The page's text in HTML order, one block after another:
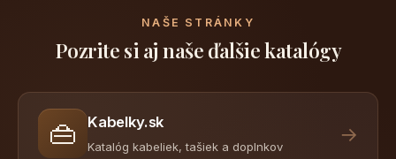
NAŠE STRÁNKY
Pozrite si aj naše ďalšie katalógy
👜 Kabelky.sk
Katalóg kabeliek, tašiek a doplnkov
→